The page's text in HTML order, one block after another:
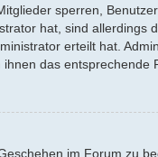
sperren,
hat, sind allerdings
erteilt hat.
das entsprechende
im Forum zu